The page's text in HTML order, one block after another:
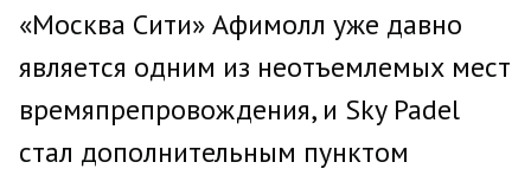
«Москва Сити» Афимолл уже давно
является одним из неотъемлемых мест
времяпрепровождения, и Sky Padel
стал дополнительным пунктом